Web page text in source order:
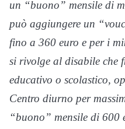
un “buono” mensile di
può aggiungere un
fino a 360 euro e per i
si rivolge al disabile che
educativo o scolastico,
Centro diurno per
“buono” mensile di 600